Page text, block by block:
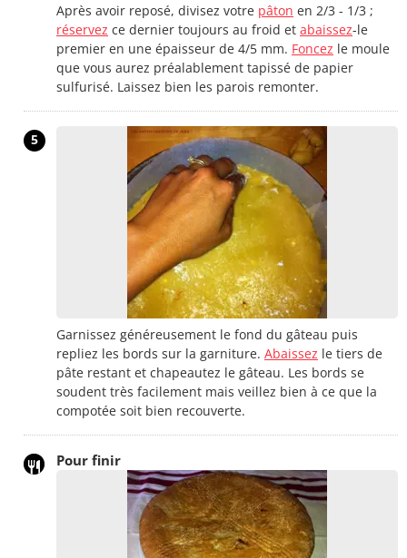
Après avoir reposé, divisez votre pâton en 2/3 - 1/3 ;
réservez ce dernier toujours au froid et abaissez-le
premier en une épaisseur de 4/5 mm. Foncez le moule
que vous aurez préalablement tapissé de papier
sulfurisé. Laissez bien les parois remonter.
5
Garnissez généreusement le fond du gâteau puis
repliez les bords sur la garniture. Abaissez le tiers de
pâte restant et chapeautez le gâteau. Les bords se
soudent très facilement mais veillez bien à ce que la
compotée soit bien recouverte.
Pour finir